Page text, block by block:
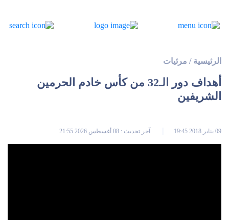
الرئيسية / مرئيات
أهداف دور الـ32 من كأس خادم الحرمين
الشريفين
09 يناير 2018 19:45 آخر تحديث : 08 أغسطس 2026 21:55